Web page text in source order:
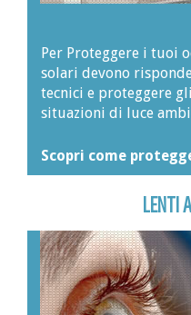
Per Proteggere i tuoi
solari devono
tecnici e proteggere
situazioni di luce
Scopri come
LENTI